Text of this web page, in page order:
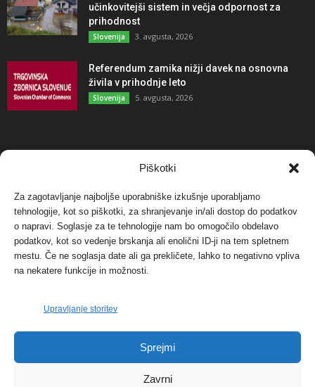
Piškotki
Za zagotavljanje najboljše uporabniške izkušnje uporabljamo
tehnologije, kot so piškotki, za shranjevanje in/ali dostop do podatkov
o napravi. Soglasje za te tehnologije nam bo omogočilo obdelavo
podatkov, kot so vedenje brskanja ali enolični ID-ji na tem spletnem
mestu. Če ne soglasja date ali ga prekličete, lahko to negativno vpliva
na nekatere funkcije in možnosti.
Upravljanje storitev
Sprejmi
Zavrni
učinkovitejši sistem in večja odpornost za
prihodnost
Slovenija 3. avgusta, 2026
Referendum zamika nižji davek na osnovna
živila v prihodnje leto
Slovenija 5. avgusta, 2026
NAJBOLJ KOMENTIRANO
Protest proti vetrnim elektrarnam na Ojstrici, v
svetu pa vedno bolj...
Dogodki 12. maja, 2017
Tožilstvo v Celovcu v korist elektrarnam
Verbund
FOTO: Razstava cvetličarskega mojstra Andreja
Dogodki 27. novembra, 2017